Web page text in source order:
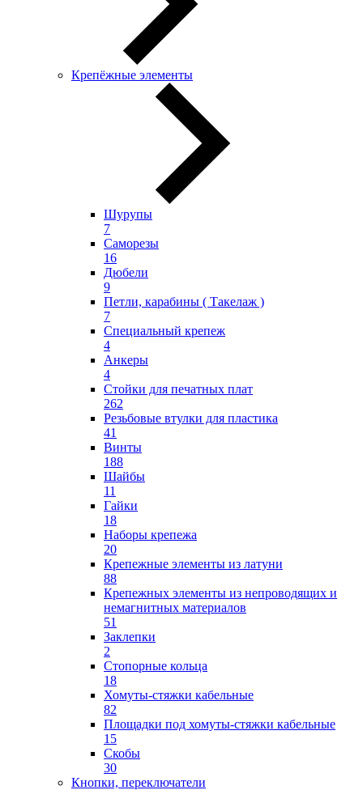
Крепёжные элементы
Шурупы
7
Саморезы
16
Дюбели
9
Петли, карабины ( Такелаж )
7
Специальный крепеж
4
Анкеры
4
Стойки для печатных плат
262
Резьбовые втулки для пластика
41
Винты
188
Шайбы
11
Гайки
18
Наборы крепежа
20
Крепежные элементы из латуни
88
Крепежных элементы из непроводящих и
немагнитных материалов
51
Заклепки
2
Стопорные кольца
18
Хомуты-стяжки кабельные
82
Площадки под хомуты-стяжки кабельные
15
Скобы
30
Кнопки, переключатели